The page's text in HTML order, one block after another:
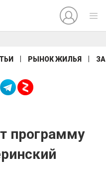
РЫНОК ЖИЛЬЯ
программу